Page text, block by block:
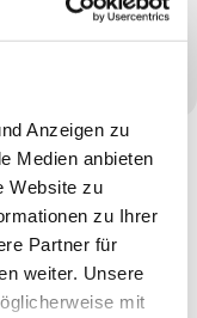
Anzeigen zu
Medien anbieten
Website zu
zu Ihrer
Partner für
weiter. Unsere
mit
Birgit